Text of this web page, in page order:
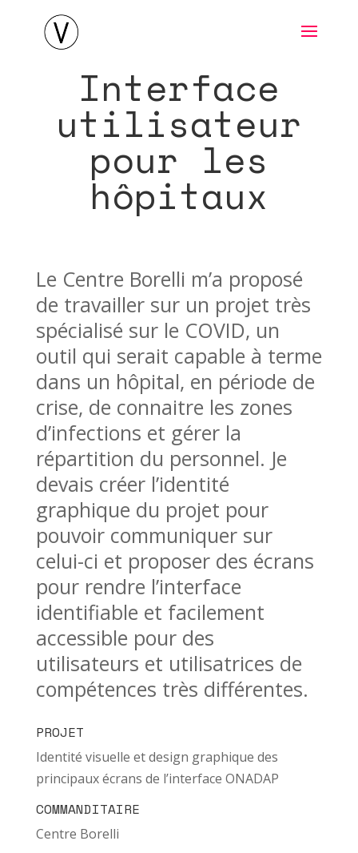
Interface
utilisateur
pour les
hôpitaux
Le Centre Borelli m’a proposé
de travailler sur un projet très
spécialisé sur le COVID, un
outil qui serait capable à terme
dans un hôpital, en période de
crise, de connaitre les zones
d’infections et gérer la
répartition du personnel. Je
devais créer l’identité
graphique du projet pour
pouvoir communiquer sur
celui-ci et proposer des écrans
pour rendre l’interface
identifiable et facilement
accessible pour des
utilisateurs et utilisatrices de
compétences très différentes.
PROJET
Identité visuelle et design graphique des
principaux écrans de l’interface ONADAP
COMMANDITAIRE
Centre Borelli